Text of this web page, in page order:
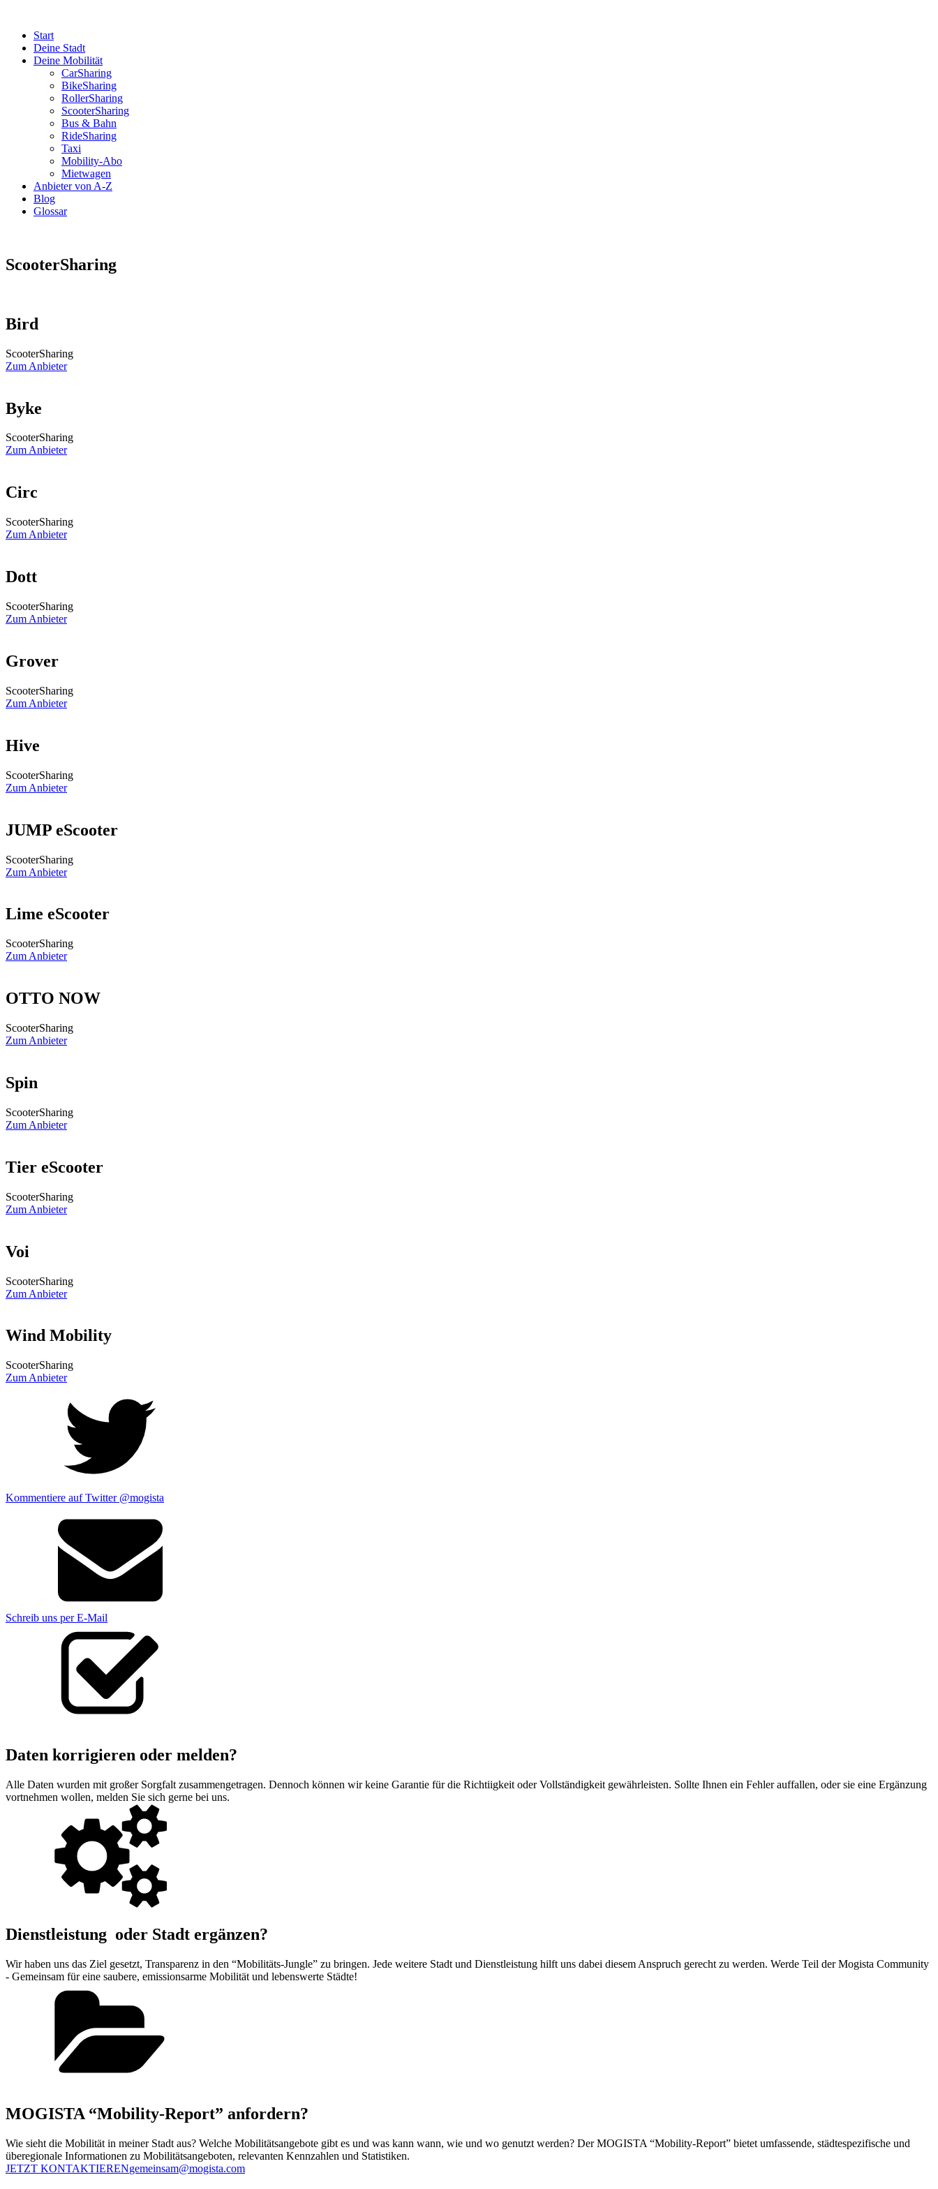
Start
Deine Stadt
Deine Mobilität
CarSharing
BikeSharing
RollerSharing
ScooterSharing
Bus & Bahn
RideSharing
Taxi
Mobility-Abo
Mietwagen
Anbieter von A-Z
Blog
Glossar
ScooterSharing
Bird
ScooterSharing
Zum Anbieter
Byke
ScooterSharing
Zum Anbieter
Circ
ScooterSharing
Zum Anbieter
Dott
ScooterSharing
Zum Anbieter
Grover
ScooterSharing
Zum Anbieter
Hive
ScooterSharing
Zum Anbieter
JUMP eScooter
ScooterSharing
Zum Anbieter
Lime eScooter
ScooterSharing
Zum Anbieter
OTTO NOW
ScooterSharing
Zum Anbieter
Spin
ScooterSharing
Zum Anbieter
Tier eScooter
ScooterSharing
Zum Anbieter
Voi
ScooterSharing
Zum Anbieter
Wind Mobility
ScooterSharing
Zum Anbieter
Kommentiere auf Twitter @mogista
Schreib uns per E-Mail
Daten korrigieren oder melden?
Alle Daten wurden mit großer Sorgfalt zusammengetragen. Dennoch können wir keine Garantie für die Richtiigkeit oder Vollständigkeit gewährleisten. Sollte Ihnen ein Fehler auffallen, oder sie eine Ergänzung
vortnehmen wollen, melden Sie sich gerne bei uns.
Dienstleistung oder Stadt ergänzen?
Wir haben uns das Ziel gesetzt, Transparenz in den “Mobilitäts-Jungle” zu bringen. Jede weitere Stadt und Dienstleistung hilft uns dabei diesem Anspruch gerecht zu werden. Werde Teil der Mogista Community
- Gemeinsam für eine saubere, emissionsarme Mobilität und lebenswerte Städte!
MOGISTA “Mobility-Report” anfordern?
Wie sieht die Mobilität in meiner Stadt aus? Welche Mobilitätsangebote gibt es und was kann wann, wie und wo genutzt werden? Der MOGISTA “Mobility-Report” bietet umfassende, städtespezifische und
überegionale Informationen zu Mobilitätsangeboten, relevanten Kennzahlen und Statistiken.
JETZT KONTAKTIERENgemeinsam@mogista.com